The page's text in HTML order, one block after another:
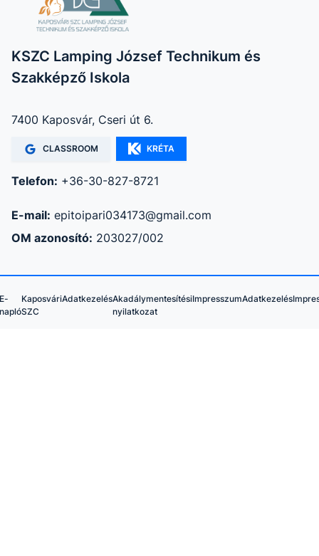
KSZC Lamping József Technikum és
Szakképző Iskola
7400 Kaposvár, Cseri út 6.
CLASSROOM KRÉTA
Telefon: +36-30-827-8721
E-mail: epitoipari034173@gmail.com
OM azonosító: 203027/002
E-
napló
Kaposvári
SZC
AdatkezelésAkadálymentesítési
nyilatkozat
ImpresszumAdatkezelés